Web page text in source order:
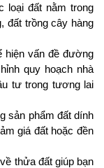
loại đất nằm trong
đất trồng cây hàng
hiện vấn đề đường
quy hoạch nhà
tư trong tương lai
sản phẩm đất dính
giá đất hoặc đền
thửa đất giúp bạn